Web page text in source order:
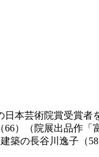
本芸術院賞受賞
）（院展出品作
築の長谷川逸子